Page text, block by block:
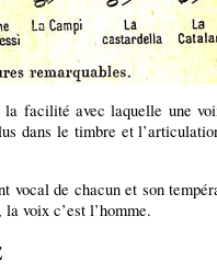
facilité avec laquelle une
dans le timbre et
de chacun et son
voix c’est l’homme.